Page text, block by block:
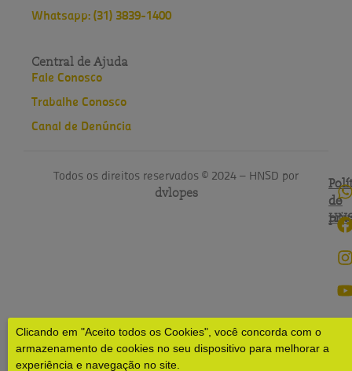
Clicando em "Aceito todos os Cookies", você concorda com o
armazenamento de cookies no seu dispositivo para melhorar a
experiência e navegação no site.
Whatsapp: (31) 3839-1400
Central de Ajuda
Fale Conosco
Trabalhe Conosco
Canal de Denúncia
Todos os direitos reservados © 2024 – HNSD por
dvlopes
de
do